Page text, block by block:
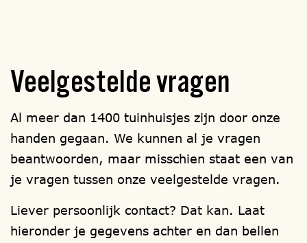
Veelgesteldevragen
Al meer dan 1400 tuinhuisjes zijn door onze
handen gegaan. We kunnen al je vragen
beantwoorden, maar misschien staat een van
je vragen tussen onze veelgestelde vragen.
Liever persoonlijk contact? Dat kan. Laat
hieronder je gegevens achter en dan bellen